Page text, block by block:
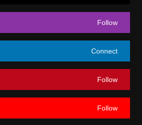
Follow
Connect
Follow
Follow